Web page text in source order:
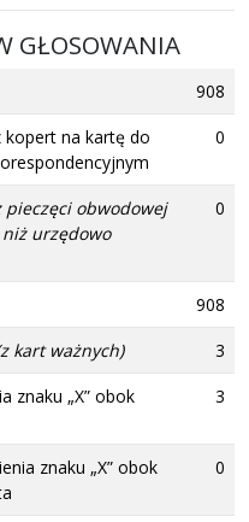
GŁOSOWANIA
908
na kartę do
0
pieczęci obwodowej
urzędowo
0
908
kart ważnych)
3
znaku „X” obok
3
znaku „X” obok
0